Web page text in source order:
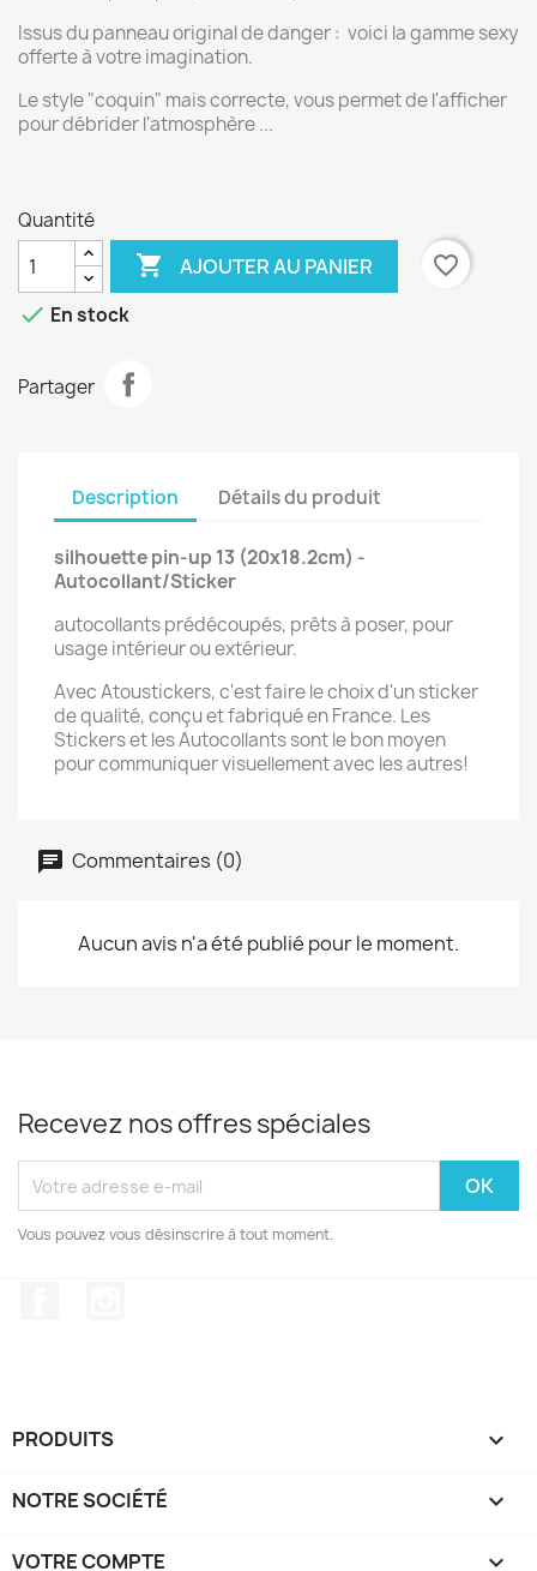
Issus du panneau original de danger : voici la gamme sexy
offerte à votre imagination.
Le style "coquin" mais correcte, vous permet de l'afficher
pour débrider l'atmosphère ...
Quantité
 AJOUTER AU PANIER
favorite_border
 En stock
Partager
Description Détails du produit
silhouette pin-up 13 (20x18.2cm) -
Autocollant/Sticker
autocollants prédécoupés, prêts à poser, pour
usage intérieur ou extérieur.
Avec Atoustickers, c'est faire le choix d'un sticker
de qualité, conçu et fabriqué en France. Les
Stickers et les Autocollants sont le bon moyen
pour communiquer visuellement avec les autres!
Commentaires (0)
Aucun avis n'a été publié pour le moment.
Recevez nos offres spéciales
Vous pouvez vous désinscrire à tout moment.
PRODUITS 
NOTRE SOCIÉTÉ 
VOTRE COMPTE 